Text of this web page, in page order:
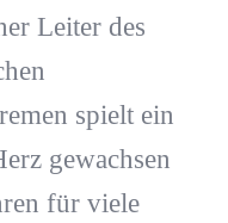
Leiter des
spielt ein
gewachsen
für viele